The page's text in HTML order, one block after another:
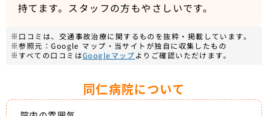
持てます。スタッフの方もやさしいです。
※口コミは、交通事故治療に関するものを抜粋・掲載しています。
※参照元：Google マップ・当サイトが独自に収集したもの
※すべての口コミはGoogleマップよりご確認いただけます。
同仁病院について